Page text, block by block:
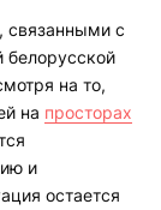
связанными с
белорусской
на то,
на просторах
и
остается